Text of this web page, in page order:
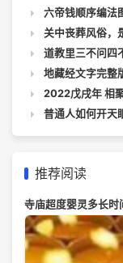
六帝钱顺序编法
关中丧葬风俗，
道教里三不问四
地藏经文字完整
2022戊戌年 相
普通人如何开天
推荐阅读
寺庙超度婴灵多长时